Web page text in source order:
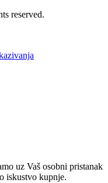
reserved.
uz Vaš osobni pristanak
iskustvo kupnje.